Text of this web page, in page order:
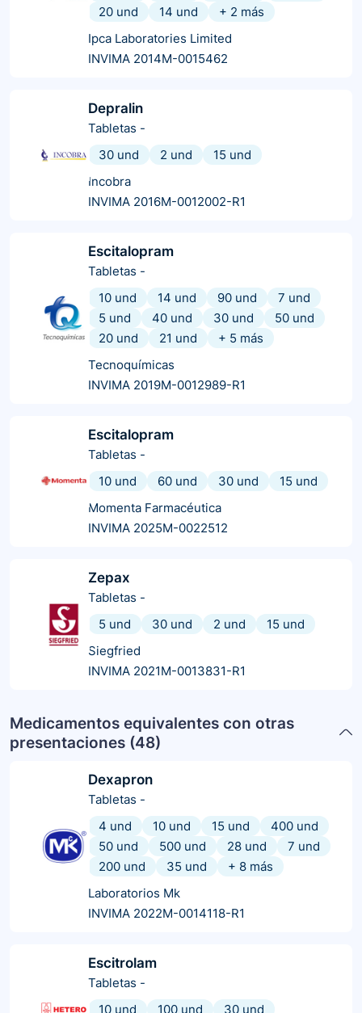
20 und
14 und + 2 más
Ipca Laboratories Limited
INVIMA 2014M-0015462
Depralin
Tabletas -
30 und
2 und
15 und
Incobra
INVIMA 2016M-0012002-R1
Escitalopram
Tabletas -
10 und
14 und 90 und
7 und
5 und
40 und 30 und
50 und
20 und
21 und + 5 más
Tecnoquímicas
INVIMA 2019M-0012989-R1
Escitalopram
Tabletas -
10 und
60 und 30 und
15 und
Momenta Farmacéutica
INVIMA 2025M-0022512
Zepax
Tabletas -
5 und
30 und 2 und
15 und
Siegfried
INVIMA 2021M-0013831-R1
Medicamentos equivalentes con otras
presentaciones (48)
Dexapron
Tabletas -
4 und
10 und 15 und
400 und
50 und
500 und 28 und
7 und
200 und
35 und + 8 más
Laboratorios Mk
INVIMA 2022M-0014118-R1
Escitrolam
Tabletas -
10 und
100 und 30 und